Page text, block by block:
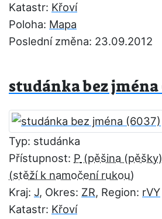
Katastr: Křoví
Poloha: Mapa
Poslední změna: 23.09.2012
studánka bez jména
Typ: studánka
Přístupnost: P
Kraj: J, Okres: ZR, Region: rVY
Katastr: Křoví